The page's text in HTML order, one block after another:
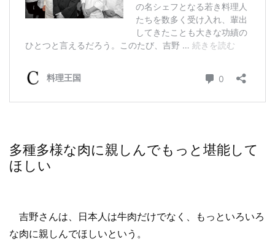
多種多様な肉に親しんでもっと堪能して
ほしい
吉野さんは、日本人は牛肉だけでなく、もっといろいろ
な肉に親しんでほしいという。